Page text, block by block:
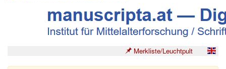
Merkliste/Leuchtpult